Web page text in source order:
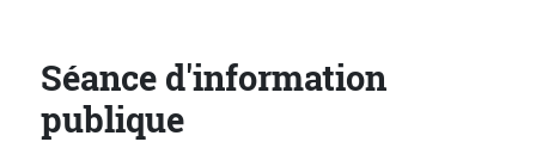
Séance d'information
publique